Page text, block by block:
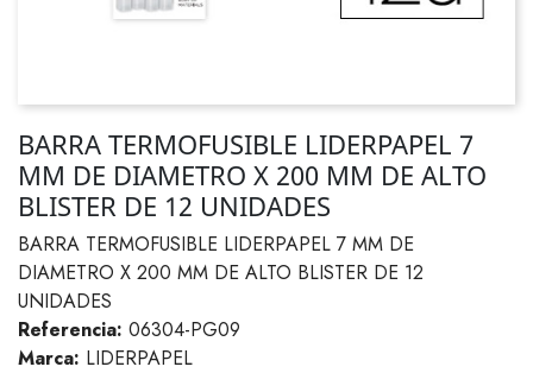
BARRA TERMOFUSIBLE LIDERPAPEL 7
MM DE DIAMETRO X 200 MM DE ALTO
BLISTER DE 12 UNIDADES
BARRA TERMOFUSIBLE LIDERPAPEL 7 MM DE
DIAMETRO X 200 MM DE ALTO BLISTER DE 12
UNIDADES
Referencia: 06304-PG09
Marca: LIDERPAPEL